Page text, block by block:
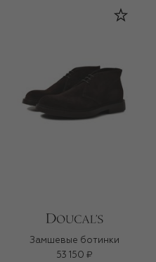
Замшевые ботинки
53 150 ₽